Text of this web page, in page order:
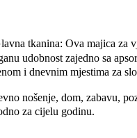
tkanina: Ova majica za
udobnost zajedno sa
i dnevnim mjestima za
nošenje, dom, zabavu,
za cijelu godinu.